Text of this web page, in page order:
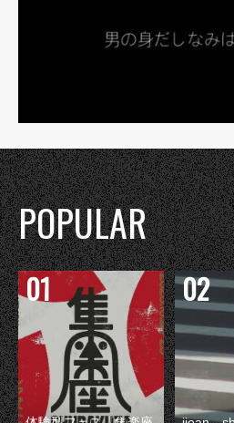
POPULAR